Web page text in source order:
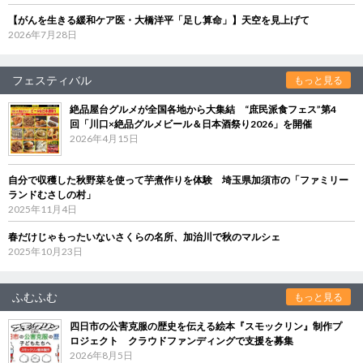
【がんを生きる緩和ケア医・大橋洋平「足し算命」】天空を見上げて
2026年7月28日
フェスティバル もっと見る
絶品屋台グルメが全国各地から大集結 “庶民派食フェス”第4
回「川口×絶品グルメビール＆日本酒祭り2026」を開催
2026年4月15日
自分で収穫した秋野菜を使って芋煮作りを体験 埼玉県加須市の「ファミリー
ランドむさしの村」
2025年11月4日
春だけじゃもったいないさくらの名所、加治川で秋のマルシェ
2025年10月23日
ふむふむ もっと見る
四日市の公害克服の歴史を伝える絵本『スモックリン』制作プ
ロジェクト クラウドファンディングで支援を募集
2026年8月5日